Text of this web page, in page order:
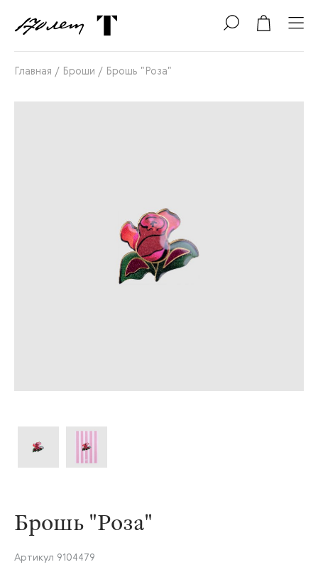
Главная / Броши / Брошь "Роза"
Брошь "Роза"
Артикул 9104479